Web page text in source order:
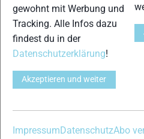
35
gewohnt mit Werbung und
Tracking. Alle Infos dazu
findest du in der
Datenschutzerklärung!
Akzeptieren und weiter
Impressum DatenschutzAbo